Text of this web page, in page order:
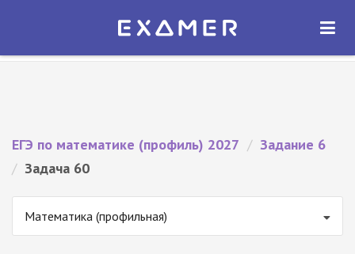
Экзамер — ЕГЭ 2027
ОТКРЫТЬ
ЕГЭ по математике (профиль) 2027 / Задание 6
/ Задача 60
Математика (профильная)